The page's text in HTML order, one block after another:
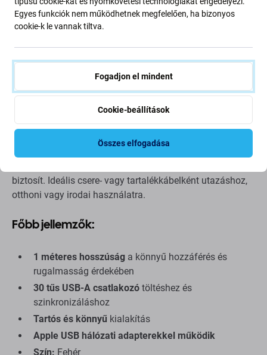
30 tűs kábel | USB-A | 1 m | Apple-
kompatibilis
Eza 30 tűs USB-A kábelrégebbi Apple eszközök, például
iPhone, iPad és iPodtöltésére és szinkronizálására
szolgál. Akár számítógéphez, akár fali adaptert használ,
biztosít. Ideális csere- vagy tartalékkábelként utazáshoz,
otthoni vagy irodai használatra.
Főbb jellemzők:
1 méteres hosszúság a könnyű hozzáférés és
rugalmasság érdekében
30 tűs USB-A csatlakozó töltéshez és
szinkronizáláshoz
Tartós és könnyű kialakítás
Apple USB hálózati adapterekkel működik
Szín: Fehér
Egyes funkciók nem működhetnek megfelelően, ha bizonyos
cookie-k le vannak tiltva.
Fogadjon el mindent
Cookie-beállítások
Összes elfogadása